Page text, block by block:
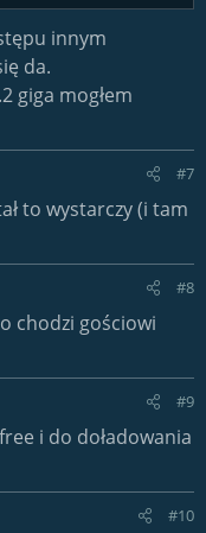
innym
da.
giga mogłem
#7
to wystarczy (i tam
#8
chodzi gościowi
#9
i do doładowania
#10